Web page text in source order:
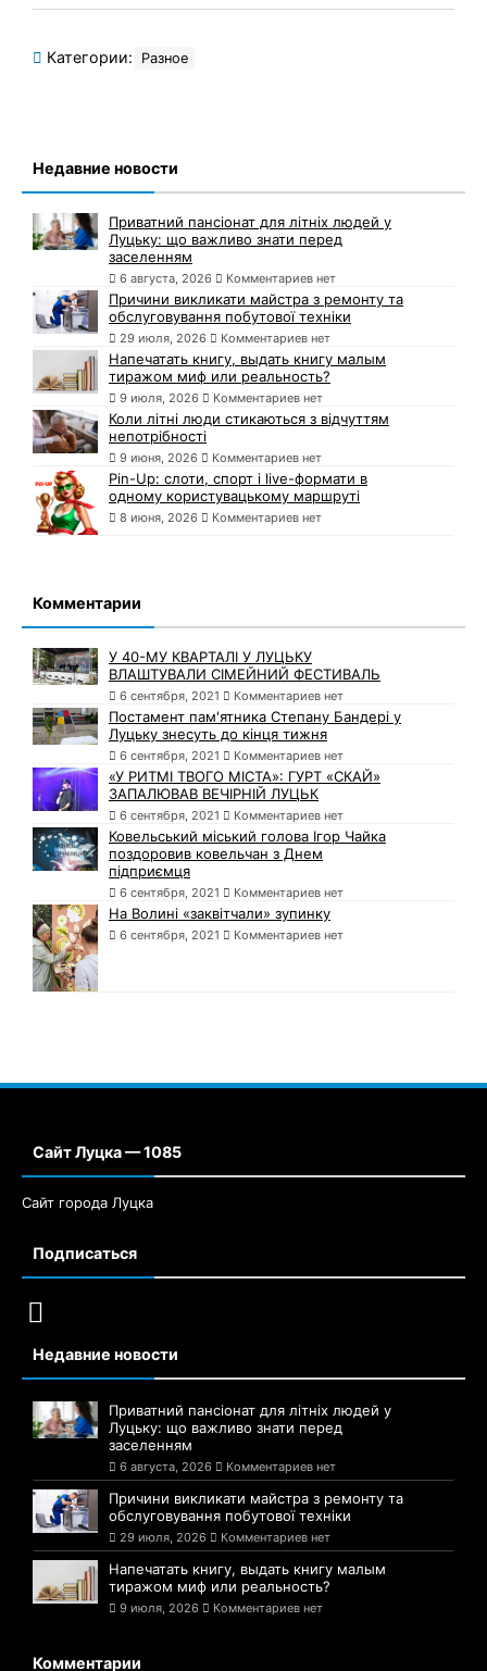
Категории: Разное
Недавние новости
Приватний пансіонат для літніх людей у
Луцьку: що важливо знати перед
заселенням
6 августа, 2026 Комментариев нет
Причини викликати майстра з ремонту та
обслуговування побутової техніки
29 июля, 2026 Комментариев нет
Напечатать книгу, выдать книгу малым
тиражом миф или реальность?
9 июля, 2026 Комментариев нет
Коли літні люди стикаються з відчуттям
непотрібності
9 июня, 2026 Комментариев нет
Pin-Up: слоти, спорт і live-формати в
одному користувацькому маршруті
8 июня, 2026 Комментариев нет
Комментарии
У 40-МУ КВАРТАЛІ У ЛУЦЬКУ
ВЛАШТУВАЛИ СІМЕЙНИЙ ФЕСТИВАЛЬ
6 сентября, 2021 Комментариев нет
Постамент пам'ятника Степану Бандері у
Луцьку знесуть до кінця тижня
6 сентября, 2021 Комментариев нет
«У РИТМІ ТВОГО МІСТА»: ГУРТ «СКАЙ»
ЗАПАЛЮВАВ ВЕЧІРНІЙ ЛУЦЬК
6 сентября, 2021 Комментариев нет
Ковельський міський голова Ігор Чайка
поздоровив ковельчан з Днем
підприємця
6 сентября, 2021 Комментариев нет
На Волині «заквітчали» зупинку
6 сентября, 2021 Комментариев нет
Сайт Луцка — 1085
Сайт города Луцка
Подписаться
Недавние новости
Приватний пансіонат для літніх людей у
Луцьку: що важливо знати перед
заселенням
6 августа, 2026 Комментариев нет
Причини викликати майстра з ремонту та
обслуговування побутової техніки
29 июля, 2026 Комментариев нет
Напечатать книгу, выдать книгу малым
тиражом миф или реальность?
9 июля, 2026 Комментариев нет
Комментарии